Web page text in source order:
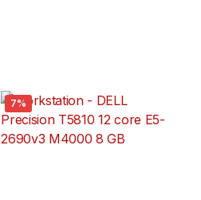
7%